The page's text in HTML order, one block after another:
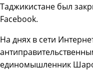
Таджикистане был
Facebook.
На днях в сети
единомышленник